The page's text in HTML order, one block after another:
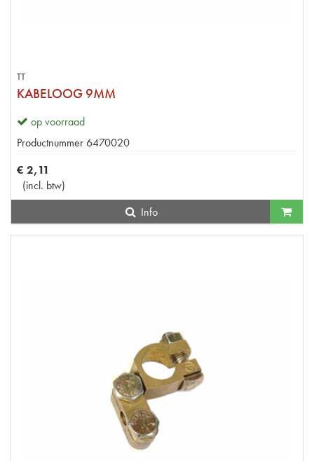
TT
KABELOOG 9MM
op voorraad
Productnummer 6470020
€ 2,11
(incl. btw)
Info